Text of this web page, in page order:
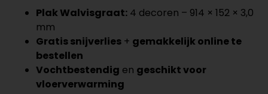
Plak Walvisgraat: 4 decoren – 914 × 152 × 3,0
mm
Gratis snijverlies + gemakkelijk online te
bestellen
Vochtbestendig en geschikt voor
vloerverwarming